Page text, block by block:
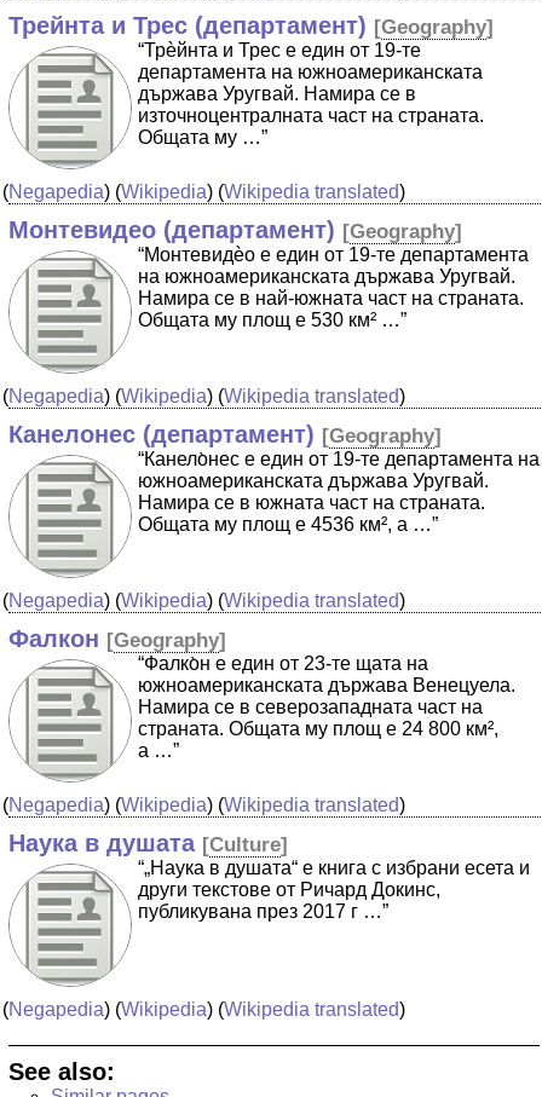
Трейнта и Трес (департамент) [Geography]
“Трѐйнта и Трес е един от 19-те
департамента на южноамериканската
държава Уругвай. Намира се в
източноцентралната част на страната.
Общата му …”
(Negapedia) (Wikipedia) (Wikipedia translated)
Монтевидео (департамент) [Geography]
“Монтевидѐо е един от 19-те департамента
на южноамериканската държава Уругвай.
Намира се в най-южната част на страната.
Общата му площ е 530 км² …”
(Negapedia) (Wikipedia) (Wikipedia translated)
Канелонес (департамент) [Geography]
“Канело̀нес е един от 19-те департамента на
южноамериканската държава Уругвай.
Намира се в южната част на страната.
Общата му площ е 4536 км², а …”
(Negapedia) (Wikipedia) (Wikipedia translated)
Фалкон [Geography]
“Фалко̀н е един от 23-те щата на
южноамериканската държава Венецуела.
Намира се в северозападната част на
страната. Общата му площ е 24 800 км²,
а …”
(Negapedia) (Wikipedia) (Wikipedia translated)
Наука в душата [Culture]
“„Наука в душата“ е книга с избрани есета и
други текстове от Ричард Докинс,
публикувана през 2017 г …”
(Negapedia) (Wikipedia) (Wikipedia translated)
See also: